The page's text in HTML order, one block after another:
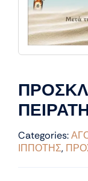
Categories:
ΙΠΠΟΤΗΣ,